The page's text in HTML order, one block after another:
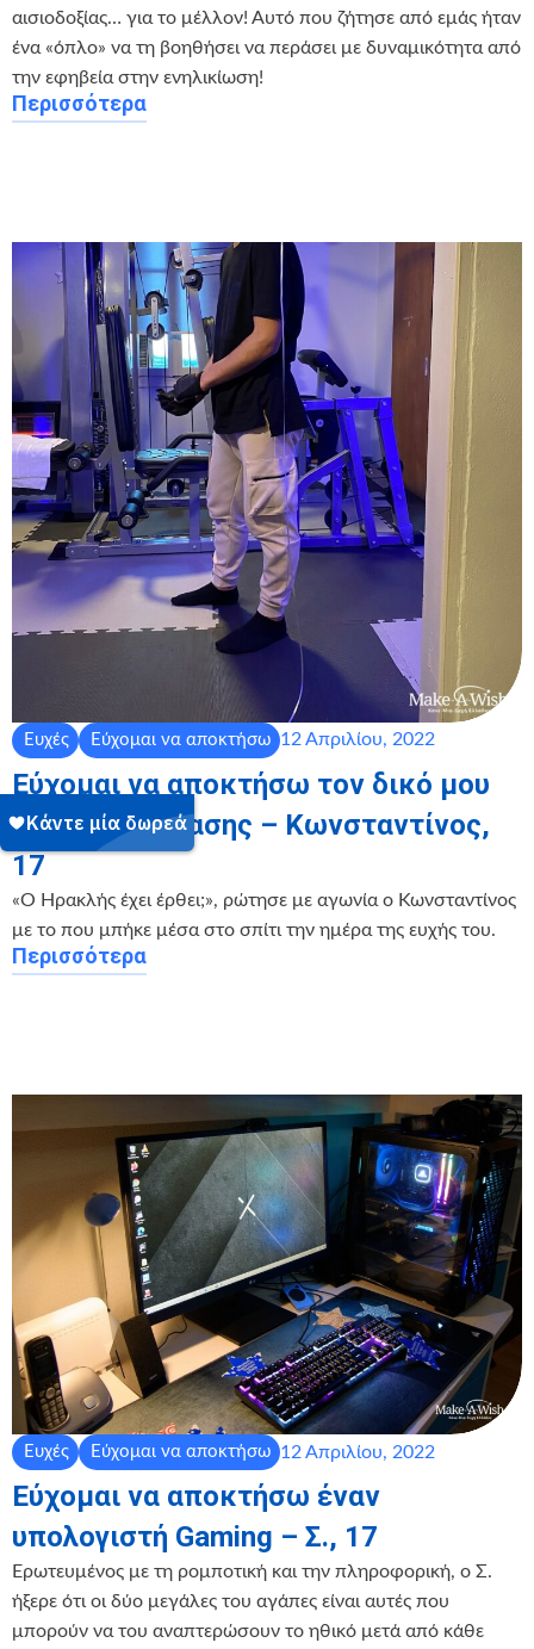
αισιοδοξίας… για το μέλλον! Αυτό που ζήτησε από εμάς ήταν
ένα «όπλο» να τη βοηθήσει να περάσει με δυναμικότητα από
την εφηβεία στην ενηλικίωση!
Περισσότερα
Ευχές Εύχομαι να αποκτήσω 12 Απριλίου, 2022
Εύχομαι να αποκτήσω τον δικό μου
χώρο εκγύμνασης – Κωνσταντίνος,
17
«Ο Ηρακλής έχει έρθει;», ρώτησε με αγωνία ο Κωνσταντίνος
με το που μπήκε μέσα στο σπίτι την ημέρα της ευχής του.
Περισσότερα
Ευχές Εύχομαι να αποκτήσω 12 Απριλίου, 2022
Εύχομαι να αποκτήσω έναν
υπολογιστή Gaming – Σ., 17
Ερωτευμένος με τη ρομποτική και την πληροφορική, ο Σ.
ήξερε ότι οι δύο μεγάλες του αγάπες είναι αυτές που
μπορούν να του αναπτερώσουν το ηθικό μετά από κάθε